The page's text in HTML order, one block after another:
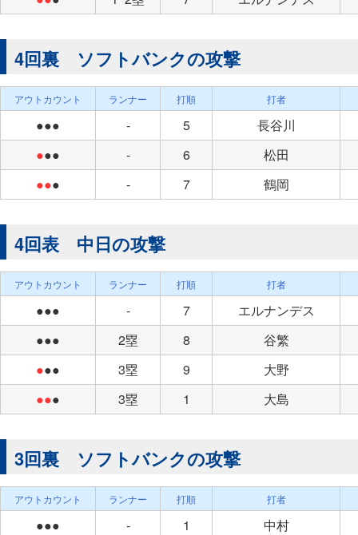
4回裏 ソフトバンクの攻撃
アウトカウント ランナー 打順 打者
●●● - 5
長谷川
●●● - 6
松田
●●● - 7 鶴岡
4回表 中日の攻撃
アウトカウント ランナー 打順 打者
●●● - 7
エルナンデス
●●●
2塁 8
谷繁
●●● 3塁 9
大野
●●● 3塁 1 大島
3回裏 ソフトバンクの攻撃
アウトカウント ランナー 打順 打者
●●● - 1
中村